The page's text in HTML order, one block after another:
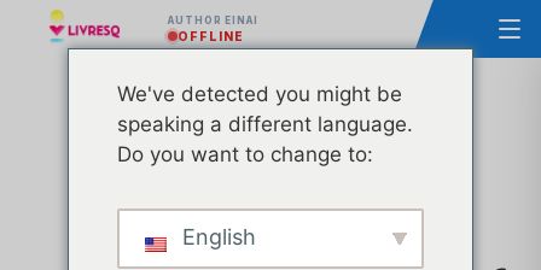
AUTHOR ΕΊΝΑΙ
OFFLINE
Η Ascendia
εισήχθη στο
We've detected you might be
speaking a different language.
Do you want to change to:
English